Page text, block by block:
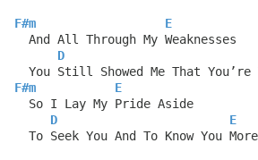
F#m
E
  And All Through My Weaknesses
D
You Still Showed Me That You’re
F#m
E
  So I Lay My Pride Aside
D
E
  To Seek You And To Know You More